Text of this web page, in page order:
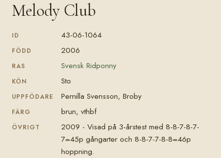
Melody Club
ID 43-06-1064
FÖDD 2006
RAS Svensk Ridponny
KÖN Sto
UPPFÖDARE Pernilla Svensson, Broby
FÄRG brun, vthbf
ÖVRIGT
2009 - Visad på 3-årstest med 8-8-7-8-7-
7=45p gångarter och 8-8-7-7-8-8=46p
hoppning.